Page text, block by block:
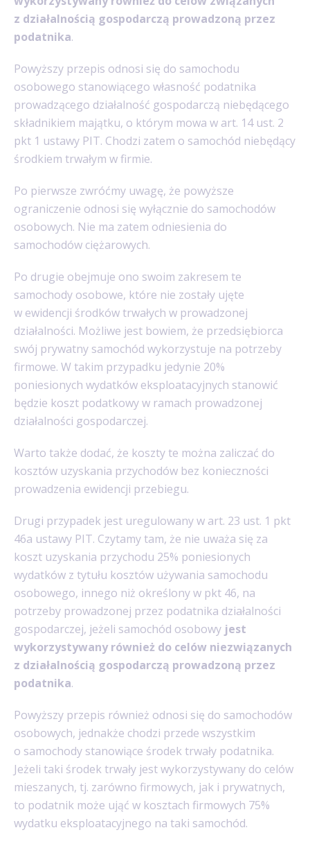
z działalnością gospodarczą prowadzoną przez
podatnika.
Powyższy przepis odnosi się do samochodu
osobowego stanowiącego własność podatnika
prowadzącego działalność gospodarczą niebędącego
składnikiem majątku, o którym mowa w art. 14 ust. 2
pkt 1 ustawy PIT. Chodzi zatem o samochód niebędący
środkiem trwałym w firmie.
Po pierwsze zwróćmy uwagę, że powyższe
ograniczenie odnosi się wyłącznie do samochodów
osobowych. Nie ma zatem odniesienia do
samochodów ciężarowych.
Po drugie obejmuje ono swoim zakresem te
samochody osobowe, które nie zostały ujęte
w ewidencji środków trwałych w prowadzonej
działalności. Możliwe jest bowiem, że przedsiębiorca
swój prywatny samochód wykorzystuje na potrzeby
firmowe. W takim przypadku jedynie 20%
poniesionych wydatków eksploatacyjnych stanowić
będzie koszt podatkowy w ramach prowadzonej
działalności gospodarczej.
Warto także dodać, że koszty te można zaliczać do
kosztów uzyskania przychodów bez konieczności
prowadzenia ewidencji przebiegu.
Drugi przypadek jest uregulowany w art. 23 ust. 1 pkt
46a ustawy PIT. Czytamy tam, że nie uważa się za
koszt uzyskania przychodu 25% poniesionych
wydatków z tytułu kosztów używania samochodu
osobowego, innego niż określony w pkt 46, na
potrzeby prowadzonej przez podatnika działalności
gospodarczej, jeżeli samochód osobowy jest
wykorzystywany również do celów niezwiązanych
z działalnością gospodarczą prowadzoną przez
podatnika.
Powyższy przepis również odnosi się do samochodów
osobowych, jednakże chodzi przede wszystkim
o samochody stanowiące środek trwały podatnika.
Jeżeli taki środek trwały jest wykorzystywany do celów
mieszanych, tj. zarówno firmowych, jak i prywatnych,
to podatnik może ująć w kosztach firmowych 75%
wydatku eksploatacyjnego na taki samochód.